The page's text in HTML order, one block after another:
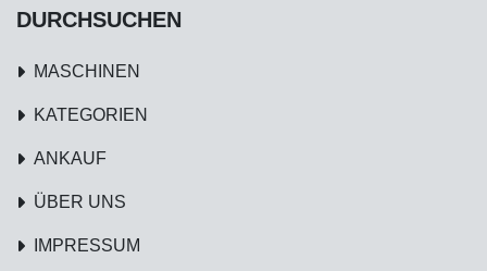
DURCHSUCHEN
MASCHINEN
KATEGORIEN
ANKAUF
ÜBER UNS
IMPRESSUM